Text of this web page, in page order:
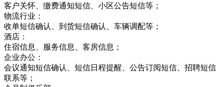
客户关怀、缴费通知短信、小区公告短信等；
物流行业：
收单短信确认、到货短信确认、车辆调配等；
酒店：
住宿信息、服务信息、客房信息；
企业办公：
会议通知短信确认、短信日程提醒、公告订阅短信、招聘短信
联系等；